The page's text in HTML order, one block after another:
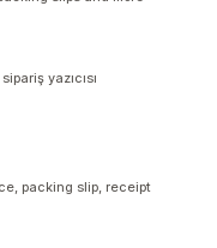
yazıcısı
packing slip, receipt